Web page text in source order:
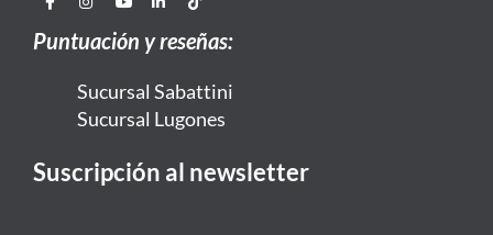
Puntuación y reseñas:
Sucursal Sabattini
Sucursal Lugones
Suscripción al newsletter